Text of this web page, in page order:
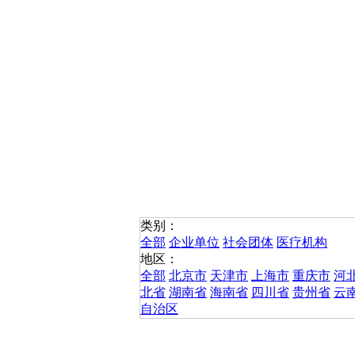
类别：
全部 企业单位 社会团体 医疗机构
地区：
全部 北京市 天津市 上海市 重庆市 河
北省 湖南省 海南省 四川省 贵州省 云
自治区